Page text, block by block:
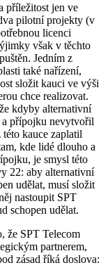
příležitost jen ve
pilotní projekty (v
licenci
však v těchto
Jedním z
také nařízení,
složit kauci ve výši
chce realizovat.
kdyby alternativní
a přípojku nevytvořil
kauce zaplatil
kde lidé dlouho a
je smysl této
22: aby alternativní
udělat, musí složit
nastoupit SPT
schopen udělat.
že SPT Telecom
partnerem,
zásad říká doslova: